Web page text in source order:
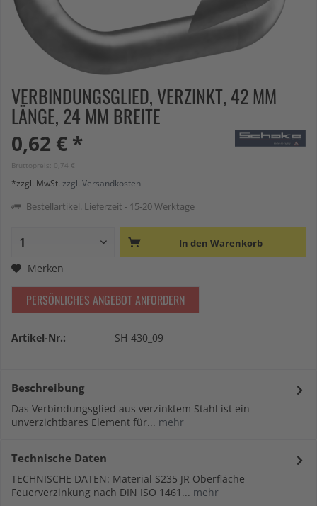
VERBINDUNGSGLIED, VERZINKT, 42 MM
LÄNGE, 24 MM BREITE
0,62 € *
Bruttopreis: 0,74 €
*zzgl. MwSt. zzgl. Versandkosten
Bestellartikel. Lieferzeit - 15-20 Werktage
In den Warenkorb
Merken
PERSÖNLICHES ANGEBOT ANFORDERN
Artikel-Nr.: SH-430_09
Beschreibung
Das Verbindungsglied aus verzinktem Stahl ist ein
unverzichtbares Element für... mehr
Technische Daten
TECHNISCHE DATEN: Material S235 JR Oberfläche
Feuerverzinkung nach DIN ISO 1461... mehr